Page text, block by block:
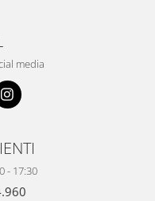
media
- 17:30